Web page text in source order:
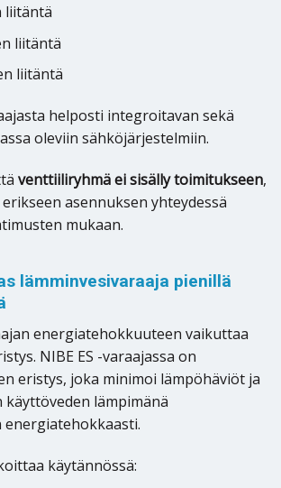
liitäntä
liitäntä
liitäntä
helposti integroitavan sekä
oleviin sähköjärjestelmiin.
venttiiliryhmä ei sisälly toimitukseen,
asennuksen yhteydessä
mukaan.
lämminvesivaraaja pienillä
energiatehokkuuteen vaikuttaa
NIBE ES -varaajassa on
eristys, joka minimoi lämpöhäviöt ja
lämpimänä
energiatehokkaasti.
käytännössä: